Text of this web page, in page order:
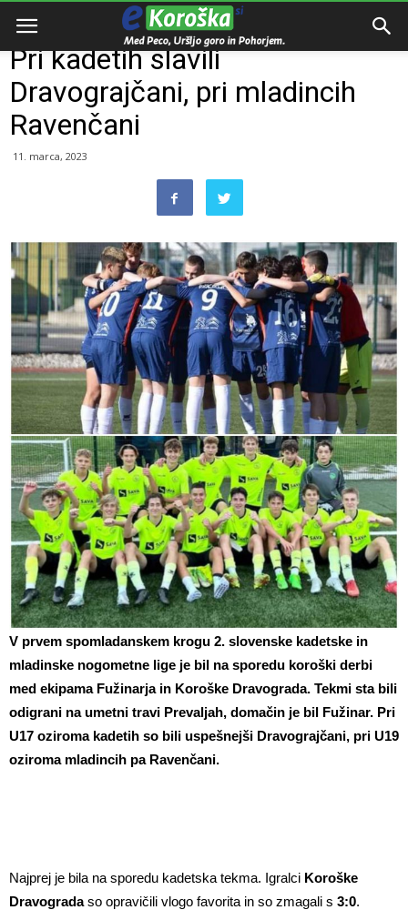
Domov
Pri kadetih slavili
Dravograjčani, pri mladincih
Ravenčani
11. marca, 2023
V prvem spomladanskem krogu 2. slovenske kadetske in
mladinske nogometne lige je bil na sporedu koroški derbi
med ekipama Fužinarja in Koroške Dravograda. Tekmi sta bili
odigrani na umetni travi Prevaljah, domačin je bil Fužinar. Pri
U17 oziroma kadetih so bili uspešnejši Dravograjčani, pri U19
oziroma mladincih pa Ravenčani.
Najprej je bila na sporedu kadetska tekma. Igralci Koroške
Dravogradaso opravičili vlogo favorita in so zmagali s 3:0.